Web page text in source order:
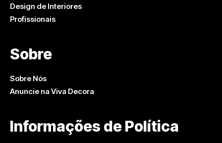
Design de Interiores
Profissionais
Sobre
Sobre Nós
Anuncie na Viva Decora
Informações de Política